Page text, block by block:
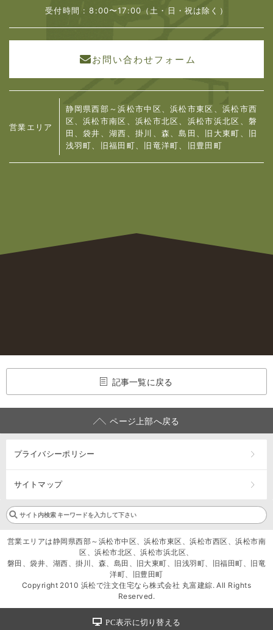
受付時間 : 8:00〜17:00（土・日・祝は除く）
お問い合わせフォーム
営業エリア
静岡県西部～浜松市中区、浜松市東区、浜松市西
区、浜松市南区、浜松市北区、浜松市浜北区、 磐
田、袋井、湖西、掛川、森、島田、旧大東町、旧
浅羽町、旧福田町、旧竜洋町、旧豊田町
記事一覧に戻る
ページ上部へ戻る
プライバシーポリシー
サイトマップ
営業エリアは静岡県西部～浜松市中区、浜松市東区、浜松市西区、浜松市南
区、浜松市北区、浜松市浜北区、
磐田、袋井、湖西、掛川、森、島田、旧大東町、旧浅羽町、旧福田町、旧竜
洋町、旧豊田町
Copyright 2010 浜松で注文住宅なら株式会社 丸富建綜. All Rights
Reserved.
PC表示に切り替える